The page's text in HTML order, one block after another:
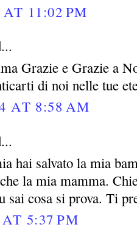
11:02 PM
Grazie e Grazie a
di noi nelle tue
AT 8:58 AM
hai salvato la mia
la mia mamma.
sai cosa si prova. Ti
5:37 PM